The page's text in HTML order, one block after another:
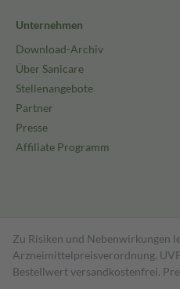
Unternehmen
Download-Archiv
Über Sanicare
Stellenangebote
Partner
Presse
Affiliate Programm
Zu Risiken und Nebenwirkungen
Arzneimittelpreisverordnung.
Bestell­wert versand­kosten­frei.